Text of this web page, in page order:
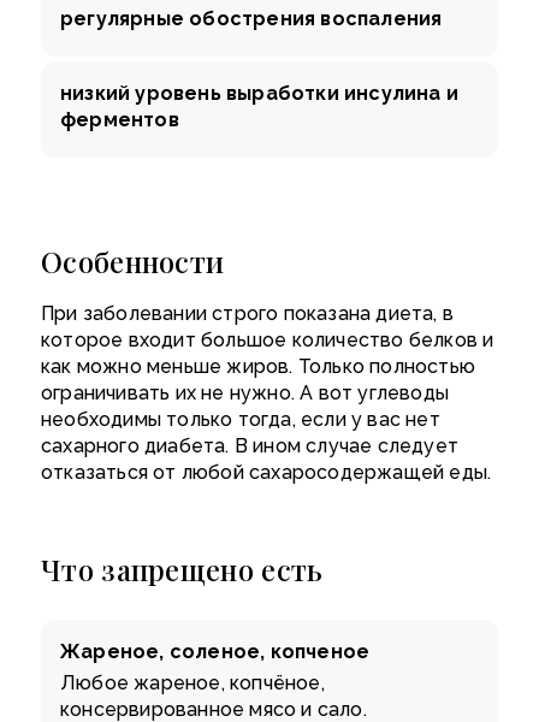
регулярные обострения воспаления
низкий уровень выработки инсулина и
ферментов
Особенности
При заболевании строго показана диета, в
которое входит большое количество белков и
как можно меньше жиров. Только полностью
ограничивать их не нужно. А вот углеводы
необходимы только тогда, если у вас нет
сахарного диабета. В ином случае следует
отказаться от любой сахаросодержащей еды.
Что запрещено есть
Жареное, соленое, копченое
Любое жареное, копчёное,
консервированное мясо и сало.